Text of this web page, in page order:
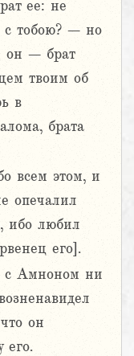
ее: не
с тобою? – но
он – брат
твоим об
в
брата
всем этом, и
опечалил
ибо любил
его].
с Амноном ни
он
его.